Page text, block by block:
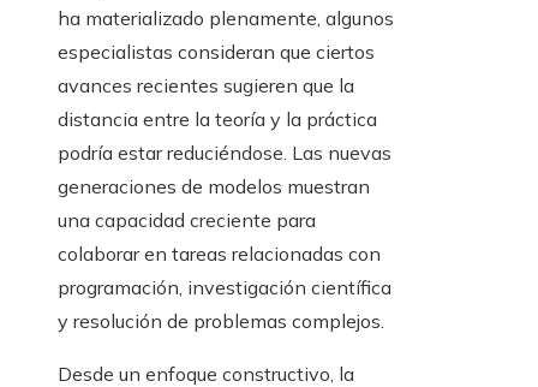
ha materializado plenamente, algunos
especialistas consideran que ciertos
avances recientes sugieren que la
distancia entre la teoría y la práctica
podría estar reduciéndose. Las nuevas
generaciones de modelos muestran
una capacidad creciente para
colaborar en tareas relacionadas con
programación, investigación científica
y resolución de problemas complejos.
Desde un enfoque constructivo, la